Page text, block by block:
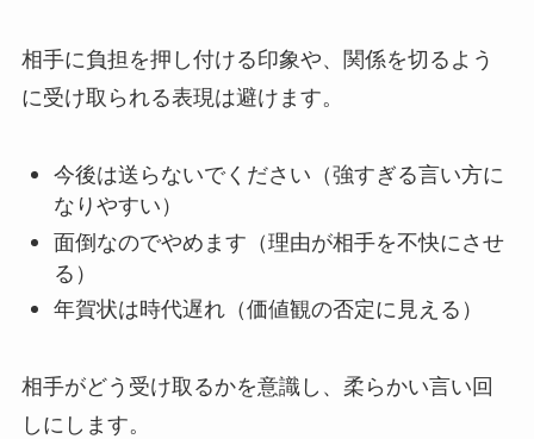
相手に負担を押し付ける印象や、関係を切るよう
に受け取られる表現は避けます。
今後は送らないでください（強すぎる言い方に
なりやすい）
面倒なのでやめます（理由が相手を不快にさせ
る）
年賀状は時代遅れ（価値観の否定に見える）
相手がどう受け取るかを意識し、柔らかい言い回
しにします。